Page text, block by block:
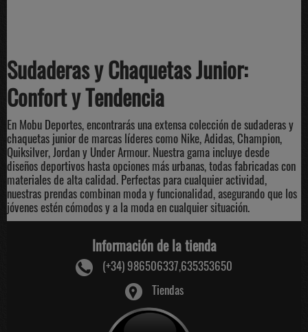
Sudaderas y Chaquetas Junior:
Confort y Tendencia
En Mobu Deportes, encontrarás una extensa colección de sudaderas y
chaquetas junior de marcas líderes como Nike, Adidas, Champion,
Quiksilver, Jordan y Under Armour. Nuestra gama incluye desde
diseños deportivos hasta opciones más urbanas, todas fabricadas con
materiales de alta calidad. Perfectas para cualquier actividad,
nuestras prendas combinan moda y funcionalidad, asegurando que los
jóvenes estén cómodos y a la moda en cualquier situación.
Información de la tienda
(+34) 986506337,635353650
Tiendas